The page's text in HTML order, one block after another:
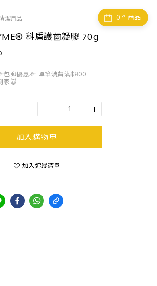
件商品
清潔用品
科盾護齒凝膠 70g
包郵優惠🎉: 單筆消費滿$800
家🙀
加入購物車
加入追蹤清單